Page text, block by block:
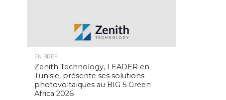
EN BREF
Zenith Technology, LEADER en
Tunisie, présente ses solutions
photovoltaïques au BIG 5 Green
Africa 2026